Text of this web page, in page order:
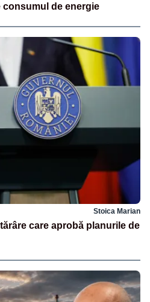
de energie
Stoica Marian
care aprobă planurile de